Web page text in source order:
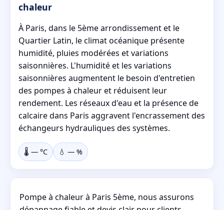
chaleur
À Paris, dans le 5ème arrondissement et le
Quartier Latin, le climat océanique présente
humidité, pluies modérées et variations
saisonnières. L'humidité et les variations
saisonnières augmentent le besoin d'entretien
des pompes à chaleur et réduisent leur
rendement. Les réseaux d'eau et la présence de
calcaire dans Paris aggravent l'encrassement des
échangeurs hydrauliques des systèmes.
🌡️ — °C 💧 — %
Pompe à chaleur à Paris 5ème, nous assurons